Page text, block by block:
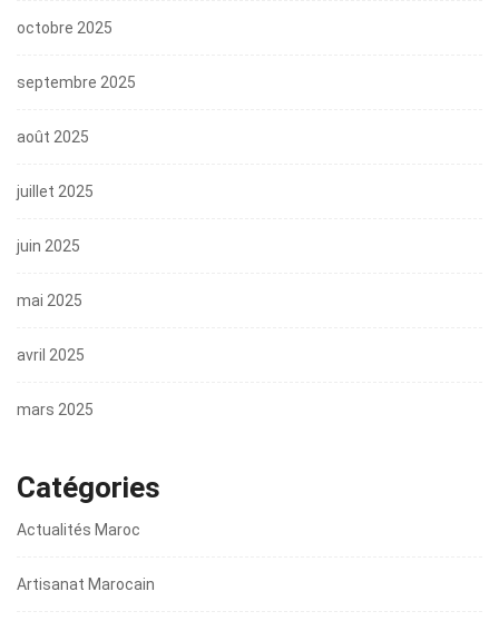
octobre 2025
septembre 2025
août 2025
juillet 2025
juin 2025
mai 2025
avril 2025
mars 2025
Catégories
Actualités Maroc
Artisanat Marocain